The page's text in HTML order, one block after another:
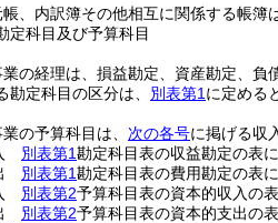
、内訳簿その他相互に関係する帳簿
定科目及び予算科目
の経理は、損益勘定、資産勘定、負
勘定科目の区分は、 別表第1 に定める
の予算科目は、 次の各号に掲げる収
別表第1勘定科目表の収益勘定の表
別表第1勘定科目表の費用勘定の表
別表第2予算科目表の資本的収入の
別表第2予算科目表の資本的支出の